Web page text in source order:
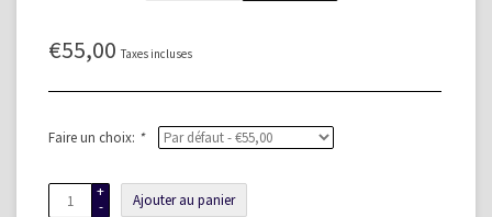
€55,00 Taxes incluses
Faire un choix: *
+
-
Ajouter au panier